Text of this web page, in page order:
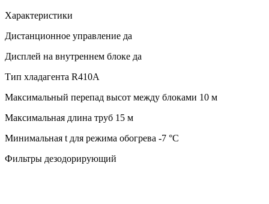
Характеристики
Дистанционное управление да
Дисплей на внутреннем блоке да
Тип хладагента R410А
Максимальный перепад высот между блоками 10 м
Максимальная длина труб 15 м
Минимальная t для режима обогрева -7 °C
Фильтры дезодорирующий